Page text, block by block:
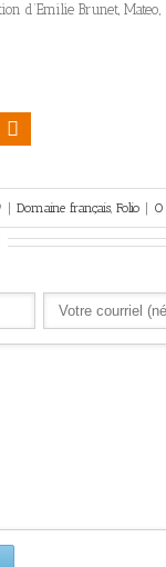
d’Emilie Brunet,
Domaine français, Folio 0